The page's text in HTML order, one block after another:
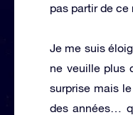
pas partir de ce
Je me suis
ne veuille plus
surprise mais
des années…